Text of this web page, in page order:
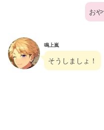
お
鳴上嵐
そうしましょ！